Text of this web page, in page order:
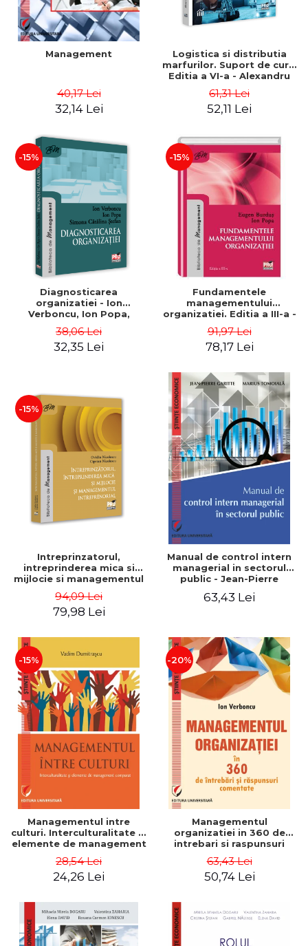
Management
40,17 Lei
32,14 Lei
Logistica si distributia
marfurilor. Suport de curs.
Editia a VI-a - Alexandru
61,31 Lei
52,11 Lei
-15%
Diagnosticarea
organizatiei - Ion
Verboncu, Ion Popa,
38,06 Lei
32,35 Lei
-15%
Fundamentele
managementului
organizatiei. Editia a III-a -
91,97 Lei
78,17 Lei
-15%
Intreprinzatorul,
intreprinderea mica si
mijlocie si managementul
Nicolescu, Ciprian
Nicolescu
94,09 Lei
79,98 Lei
Manual de control intern
managerial in sectorul
public - Jean-Pierre
63,43 Lei
-15%
Managementul intre
culturi. Interculturalitate si
elemente de management
Dumitrascu
28,54 Lei
24,26 Lei
-20%
Managementul
organizatiei in 360 de
intrebari si raspunsuri
63,43 Lei
50,74 Lei